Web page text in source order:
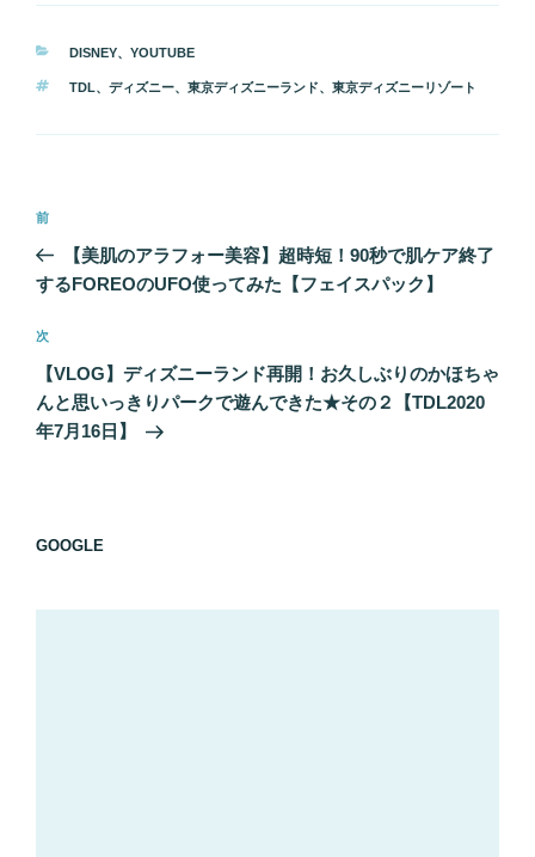
カ
ゴ
ー
DISNEY、 YOUTUBE
タ
TDL、 ディズニー、 東京ディズニーランド、 東京ディズニーリゾート
投
ナ
ゲ
ー
シ
ョ
前
の
投
前
【美肌のアラフォー美容】超時短！90秒で肌ケア終了
するFOREOのUFO使ってみた【フェイスパック】
次
の
投
稿
次
【VLOG】ディズニーランド再開！お久しぶりのかほちゃ
んと思いっきりパークで遊んできた★その２【TDL2020
年7月16日】
GOOGLE